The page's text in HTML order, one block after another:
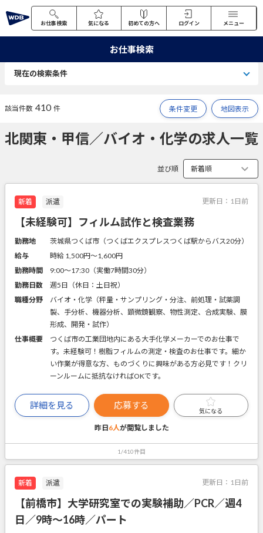
お仕事検索 気になる 初めての方へ ログイン メニュー
お仕事検索
現在の検索条件
該当件数 410 件 条件変更 地図表示
北関東・甲信／バイオ・化学の求人一覧
並び順
新着 派遣 更新日： 1日前
【未経験可】フィルム試作と検査業務
勤務地
茨城県つくば市（つくばエクスプレスつくば駅からバス20分）
給与
時給 1,500円〜1,600円
勤務時間
9:00～17:30（実働7時間30分）
勤務日数
週5日（休日：土日祝）
職種分野
バイオ・化学（秤量・サンプリング・分注、前処理・試薬調
製、手分析、機器分析、顕微鏡観察、物性測定、合成実験、膜
形成、開発・試作）
仕事概要
つくば市の工業団地内にある大手化学メーカーでのお仕事で
す。未経験可！樹脂フィルムの測定・検査のお仕事です。細か
い作業が得意な方、ものづくりに興味がある方必見です！クリ
ーンルームに抵抗なければOKです。
詳細を見る 応募する
気になる
昨日6人が閲覧しました
1/410件目
新着 派遣 更新日： 1日前
【前橋市】大学研究室での実験補助／PCR／週4
日／9時～16時／パート